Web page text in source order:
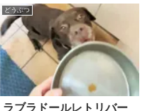
どうぶつ
ラブラドールレトリバー